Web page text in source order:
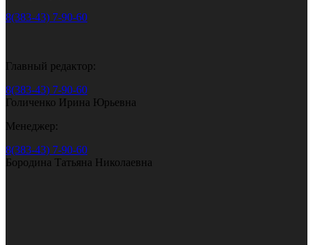
8(383-43) 7-90-60
Главный редактор:
8(383-43) 7-90-60
Голиченко Ирина Юрьевна
Менеджер:
8(383-43) 7-90-60
Бородина Татьяна Николаевна